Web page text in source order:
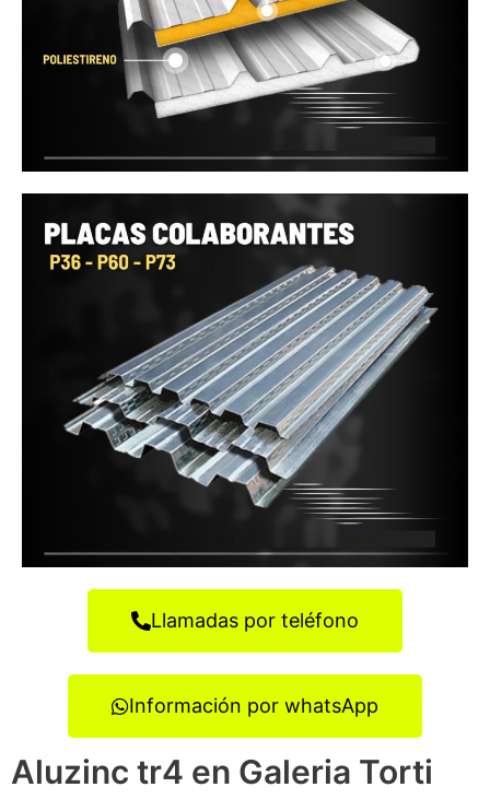
Llamadas por teléfono
Información por whatsApp
Aluzinc tr4 en Galeria Torti